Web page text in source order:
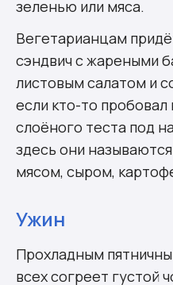
зеленью или мяса.
Вегетарианцам
сэндвич с жареными
листовым салатом и
если кто-то пробовал
слоёного теста под
здесь они называются
мясом, сыром,
Ужин
Прохладным
всех согреет густой